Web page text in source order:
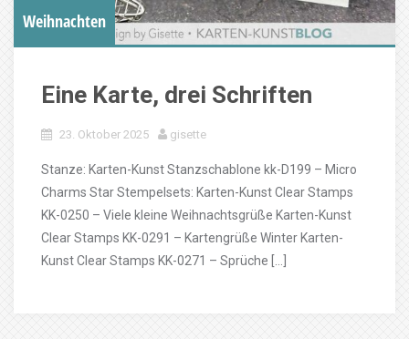
Weihnachten
Eine Karte, drei Schriften
23. Oktober 2025 gisette
Stanze: Karten-Kunst Stanzschablone kk-D199 – Micro
Charms Star Stempelsets: Karten-Kunst Clear Stamps
KK-0250 – Viele kleine Weihnachtsgrüße Karten-Kunst
Clear Stamps KK-0291 – Kartengrüße Winter Karten-
Kunst Clear Stamps KK-0271 – Sprüche […]